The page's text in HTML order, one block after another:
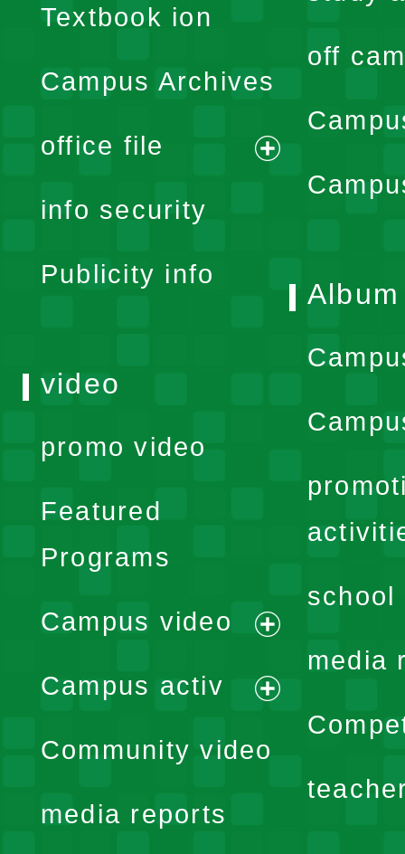
Textbook ion
Campus Archives
office file
expand
info security
Publicity info
off
Album
school
media
video
promo video
Featured
Programs
Campus video
expand
menu
Campus activ
expand
Community video
media reports